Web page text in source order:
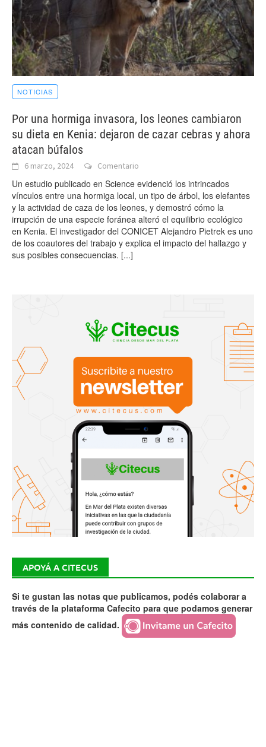
NOTICIAS
Por una hormiga invasora, los leones cambiaron
su dieta en Kenia: dejaron de cazar cebras y ahora
atacan búfalos
6 marzo, 2024 Comentario
Un estudio publicado en Science evidenció los intrincados
vínculos entre una hormiga local, un tipo de árbol, los elefantes
y la actividad de caza de los leones, y demostró cómo la
irrupción de una especie foránea alteró el equilibrio ecológico
en Kenia. El investigador del CONICET Alejandro Pietrek es uno
de los coautores del trabajo y explica el impacto del hallazgo y
sus posibles consecuencias. [...]
APOYÁ A CITECUS
Si te gustan las notas que publicamos, podés colaborar a
través de la plataforma Cafecito para que podamos generar
más contenido de calidad.